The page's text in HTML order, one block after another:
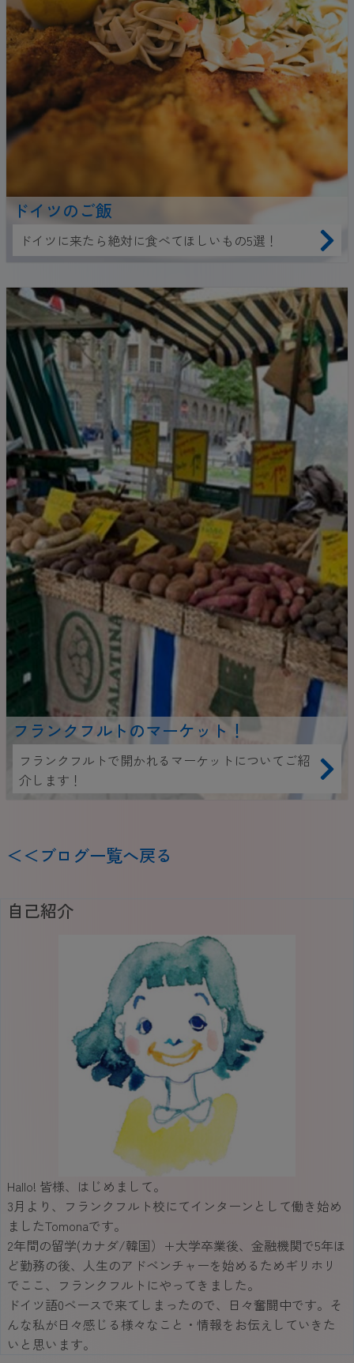
ドイツのご飯
ドイツに来たら絶対に食べてほしいもの5選！
フランクフルトのマーケット！
フランクフルトで開かれるマーケットについてご紹
介します！
＜＜ブログ一覧へ戻る
自己紹介
Hallo! 皆様、はじめまして。
3月より、フランクフルト校にてインターンとして働き始め
ましたTomonaです。
2年間の留学(カナダ/韓国）+大学卒業後、金融機関で5年ほ
ど勤務の後、人生のアドベンチャーを始めるためギリホリ
でここ、フランクフルトにやってきました。
ドイツ語0ベースで来てしまったので、日々奮闘中です。そ
んな私が日々感じる様々なこと・情報をお伝えしていきた
いと思います。